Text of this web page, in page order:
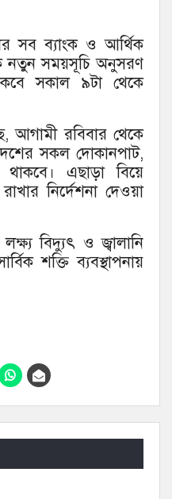
সব ব্যাংক ও আর্থিক
নতুন সময়সূচি অনুসরণ
সকাল ৯টা থেকে
আগামী রবিবার থেকে
সকল দোকানপাট,
এছাড়া বিয়ে
নির্দেশনা দেওয়া
বিদ্যুৎ ও জ্বালানি
শক্তি ব্যবস্থাপনায়